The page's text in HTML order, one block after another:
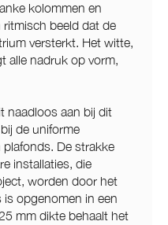
kolommen en
ritmisch beeld dat de
versterkt. Het witte,
alle nadruk op vorm,
naadloos aan bij dit
de uniforme
plafonds. De strakke
installaties, die
worden door het
opgenomen in een
mm dikte behaalt het